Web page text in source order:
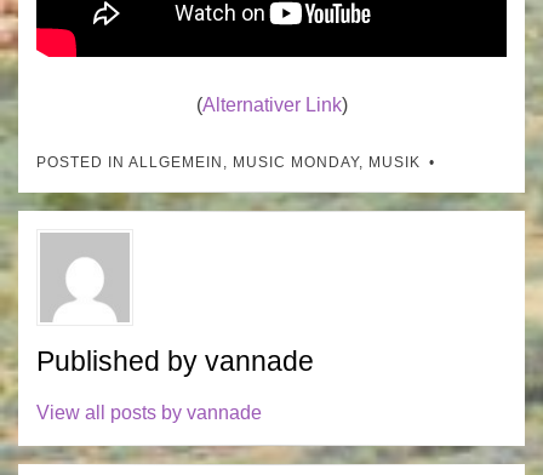
(Alternativer Link)
POSTED IN ALLGEMEIN MUSIC MONDAY, MUSIK
Published by vannade
View all posts by vannade